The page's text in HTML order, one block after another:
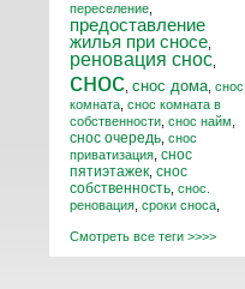
переселение
предоставление
жилья при сносе
реновация снос
снос снос дома снос
комната снос комната в
собственности снос найм
снос очередь снос
приватизация снос
пятиэтажек снос
собственность снос.
реновация сроки сноса
Смотреть все теги >>>>